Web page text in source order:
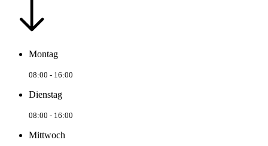
Montag
08:00 - 16:00
Dienstag
08:00 - 16:00
Mittwoch